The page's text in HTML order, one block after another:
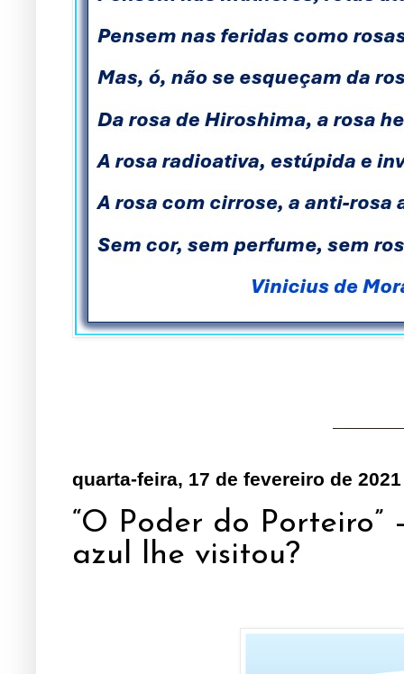
quarta-feira, 17 de fevereiro de 2021
“O Poder do
azul lhe visitou?